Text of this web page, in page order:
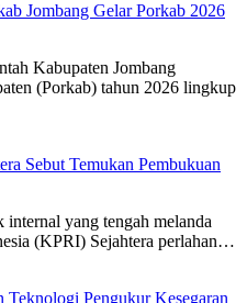
Jombang Gelar Porkab 2026
Kabupaten Jombang
(Porkab) tahun 2026 lingkup
Sebut Temukan Pembukuan
yang tengah melanda
(KPRI) Sejahtera perlahan…
Pengukur Kesegaran